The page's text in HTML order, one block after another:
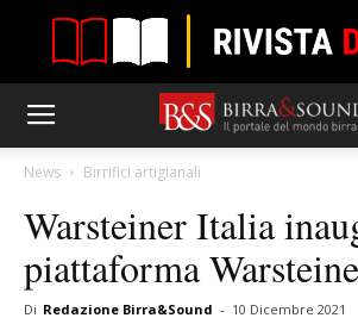
News Birrifici artigianali
Warsteiner Italia
piattaforma
Di Redazione Birra&Sound - 10 Dicembre 2021